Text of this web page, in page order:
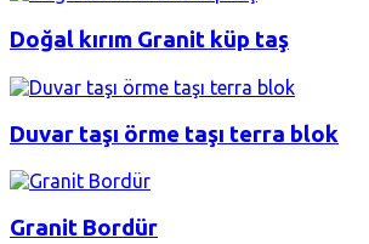
Doğal kırım Granit küp taş
Duvar taşı örme taşı terra blok
Granit Bordür